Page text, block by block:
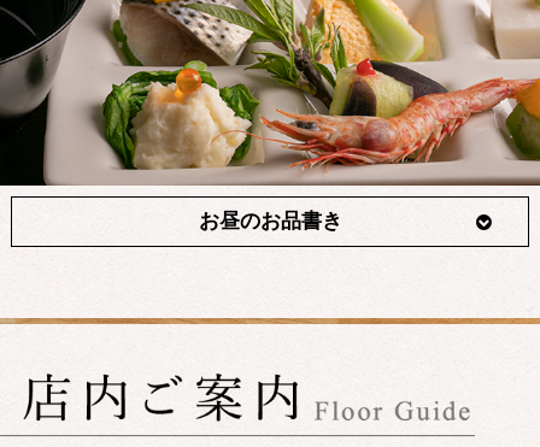
お昼のお品書き